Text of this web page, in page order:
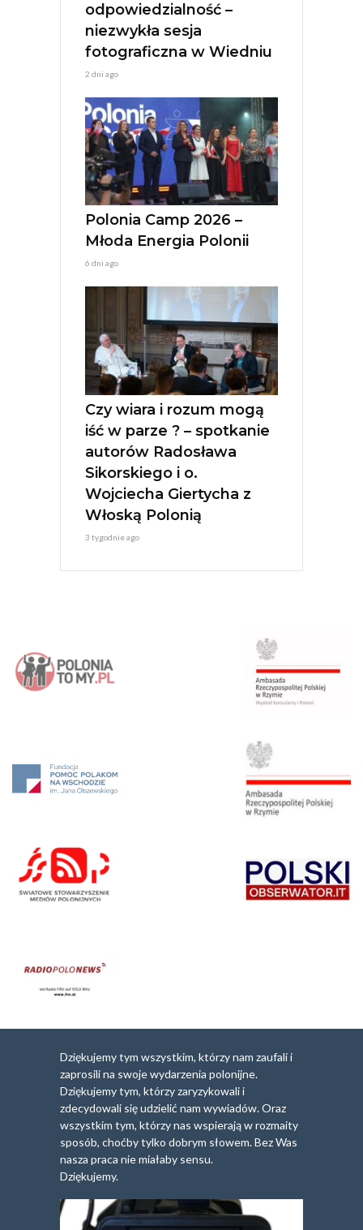
odpowiedzialność –
niezwykła sesja
fotograficzna w Wiedniu
2 dni ago
Polonia Camp 2026 –
Młoda Energia Polonii
6 dni ago
Czy wiara i rozum mogą
iść w parze ? – spotkanie
autorów Radosława
Sikorskiego i o.
Wojciecha Giertycha z
Włoską Polonią
3 tygodnie ago
Dziękujemy tym wszystkim, którzy nam zaufali i
zaprosili na swoje wydarzenia polonijne.
Dziękujemy tym, którzy zaryzykowali i
zdecydowali się udzielić nam wywiadów. Oraz
wszystkim tym, którzy nas wspierają w rozmaity
sposób, choćby tylko dobrym słowem. Bez Was
nasza praca nie miałaby sensu.
Dziękujemy.